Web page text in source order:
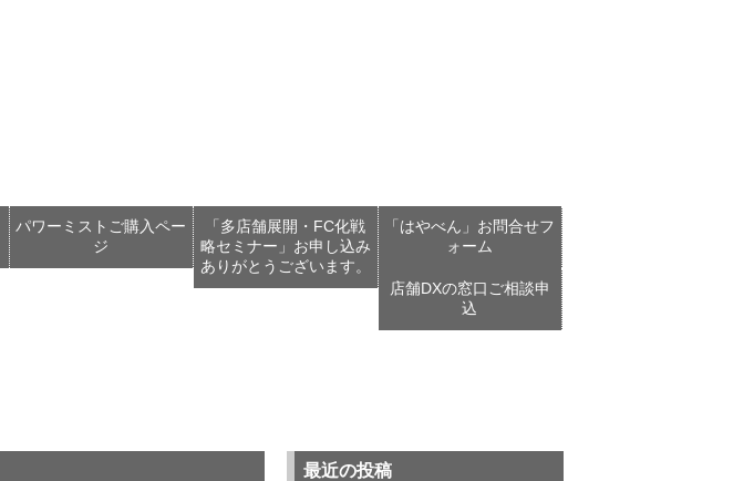
パワーミストご購入ペー
ジ
「多店舗展開・FC化戦
略セミナー」お申し込み
ありがとうございます。
「はやべん」お問合せフ
ォーム
店舗DXの窓口ご相談申
込
最近の投稿